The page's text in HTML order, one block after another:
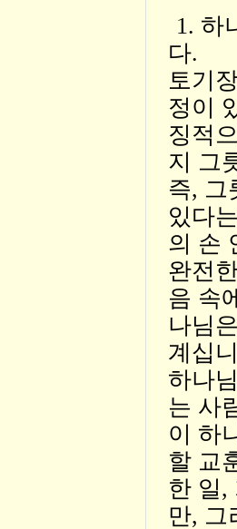
1. 하
다.
토기
정이
징적
지 그
즉, 그
있다
의 손
완전
음 속
나님
계십
하나
는 사
이 하
할 교
한 일,
만, 그